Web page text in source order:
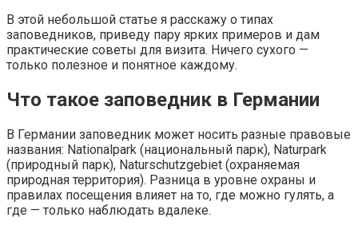
В этой небольшой статье я расскажу о типах
заповедников, приведу пару ярких примеров и дам
практические советы для визита. Ничего сухого —
только полезное и понятное каждому.
Что такое заповедник в Германии
В Германии заповедник может носить разные правовые
названия: Nationalpark (национальный парк), Naturpark
(природный парк), Naturschutzgebiet (охраняемая
природная территория). Разница в уровне охраны и
правилах посещения влияет на то, где можно гулять, а
где — только наблюдать вдалеке.